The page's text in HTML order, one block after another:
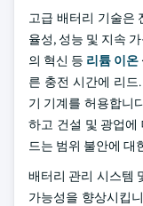
고급 배터리 기술은
율성, 성능 및 지속
의 혁신 등 리튬 이온 ·
른 충전 시간에 리
기 기계를 허용합니
하고 건설 및 광업
드는 범위 불안에 대
배터리 관리 시스템
가능성을 향상시킵